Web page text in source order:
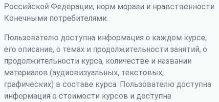
Российской Федерации, норм морали и нравственности
Конечными потребителями.
Пользователю доступна информация о каждом курсе,
его описание, о темах и продолжительности занятий, о
продолжительности курса, количестве и названии
материалов (аудиовизуальных, текстовых,
графических) в составе курса. Пользователю доступна
информация о стоимости курсов и доступна